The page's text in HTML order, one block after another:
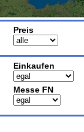
Preis
Einkaufen
Messe FN